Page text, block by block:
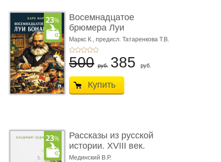
Восемнадцатое
брюмера Луи
Бонапарта
Маркс К., предисл. Татаренкова Т.В.
500 руб. 385 руб.
Купить
Рассказы из русской
истории. XVIII век.
Книга пер� ...
Мединский В.Р.